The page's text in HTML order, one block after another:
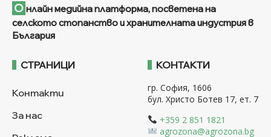
О нлайн медийна платформа, посветена на
селското стопанство и хранителната индустрия в
България
СТРАНИЦИ
Контакти
За нас
КОНТАКТИ
гр. София, 1606
бул. Христо Ботев 17, ет. 7
+359 2 851 1821
agrozona@agrozona.bg